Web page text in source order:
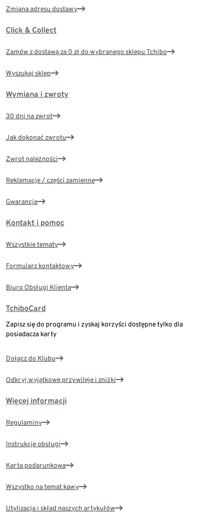
Zmiana adresu dostawy
Click & Collect
Zamów z dostawą za 0 zł do wybranego sklepu Tchibo
Wyszukaj sklep
Wymiana i zwroty
30 dni na zwrot
Jak dokonać zwrotu
Zwrot należności
Reklamacje / części zamienne
Gwarancja
Kontakt i pomoc
Wszystkie tematy
Formularz kontaktowy
Biuro Obsługi Klienta
TchiboCard
Zapisz się do programu i zyskaj korzyści dostępne tylko dla
posiadacza karty
Dołącz do Klubu
Odkryj wyjątkowe przywileje i zniżki
Więcej informacji
Regulaminy
Instrukcje obsługi
Karta podarunkowa
Wszystko na temat kawy
Utylizacja i skład naszych artykułów